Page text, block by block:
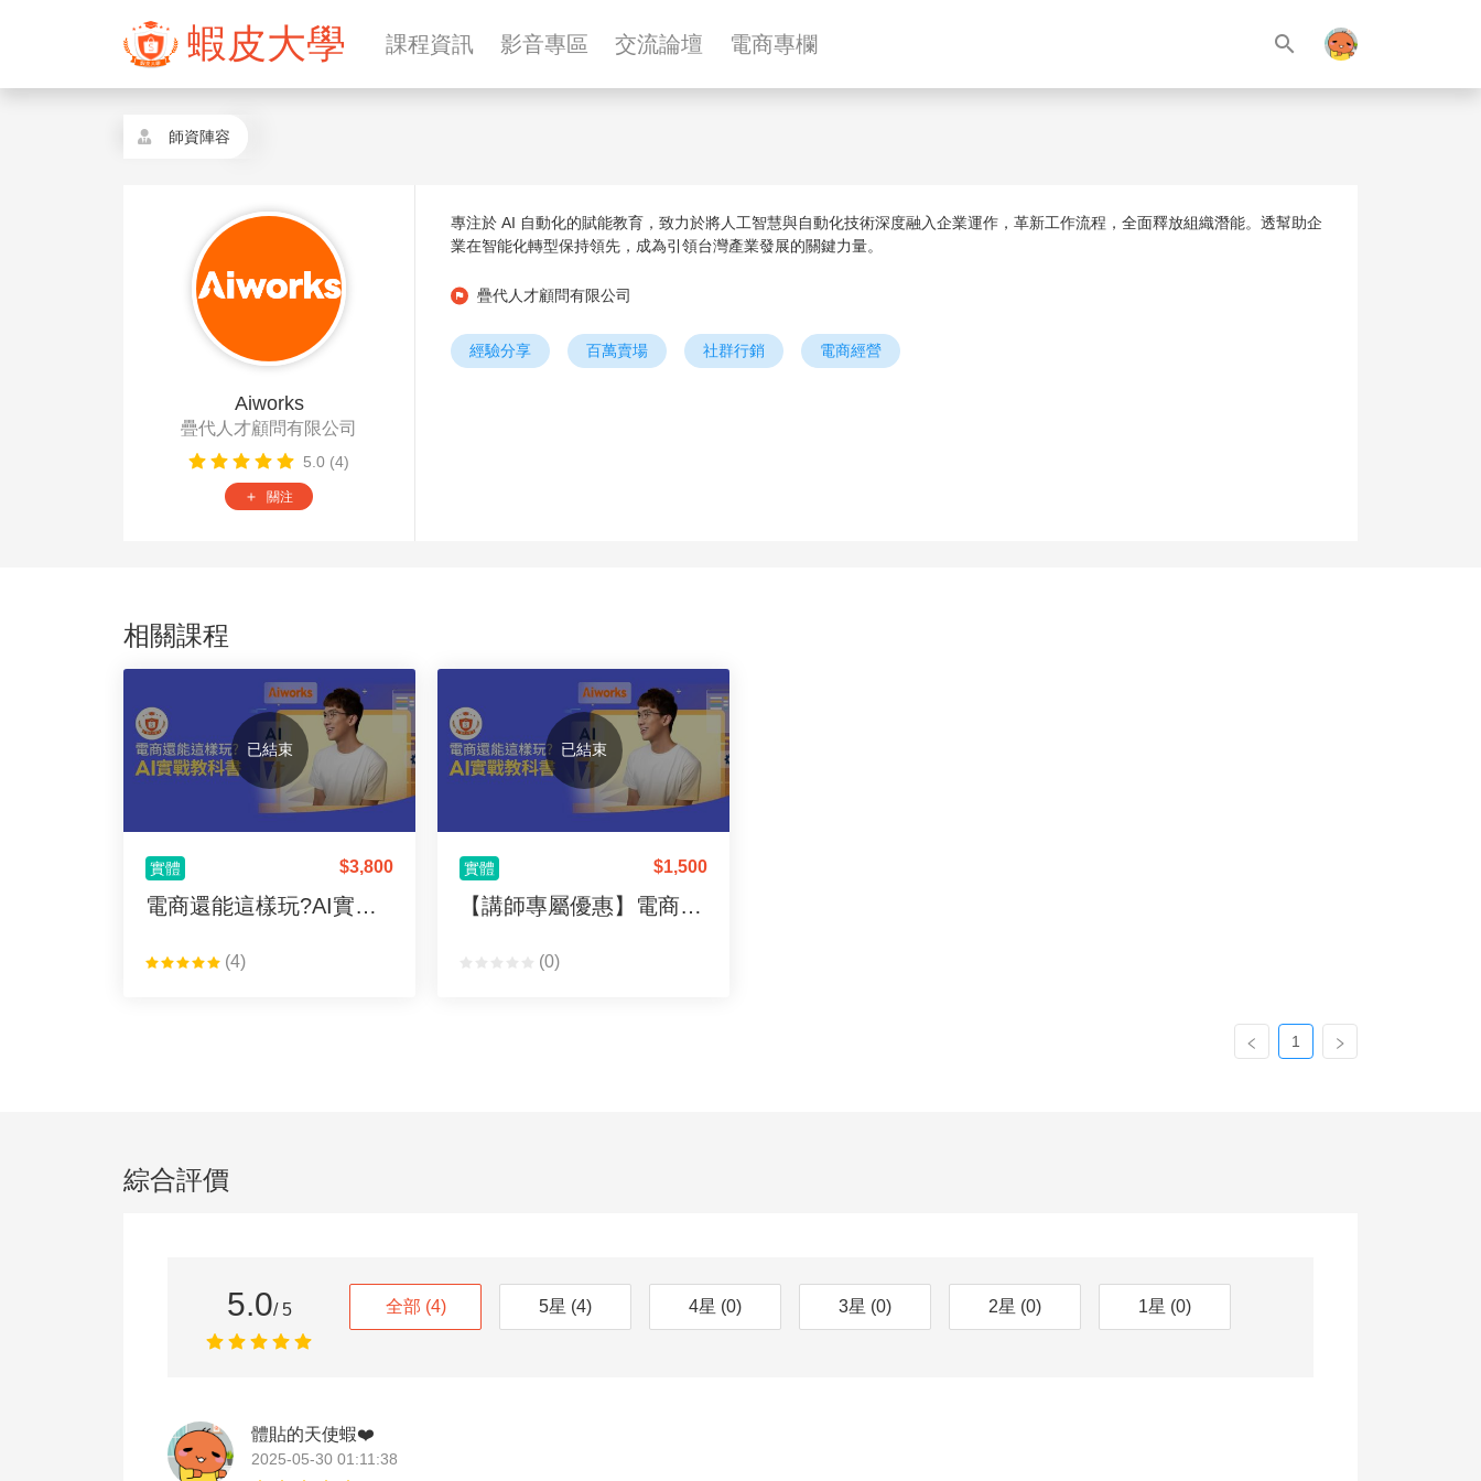
蝦皮大學 課程資訊 影音專區 交流論壇 電商專欄 search
師資陣容
Aiworks
疊代人才顧問有限公司
5.0 (4)
add 關注
專注於 AI 自動化的賦能教育，致力於將人工智慧與自動化技術深度融入企業運作，革新工作流程，全面釋放組織潛能。透幫助企
業在智能化轉型保持領先，成為引領台灣產業發展的關鍵力量。
疊代人才顧問有限公司
經驗分享 百萬賣場 社群行銷 電商經營
相關課程
已結束
實體 $3,800
電商還能這樣玩?AI實戰教科書
(4)
已結束
實體 $1,500
【講師專屬優惠】電商還能這樣玩?AI實戰教科書
(0)
1
綜合評價
5.0/ 5 全部 (4) 5星 (4) 4星 (0) 3星 (0) 2星 (0) 1星 (0)
體貼的天使蝦❤️
2025-05-30 01:11:38